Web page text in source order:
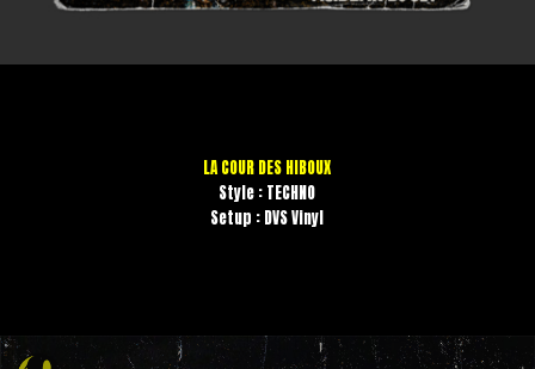
LA COUR DES HIBOUX
Style : TECHNO
Setup : DVS Vinyl